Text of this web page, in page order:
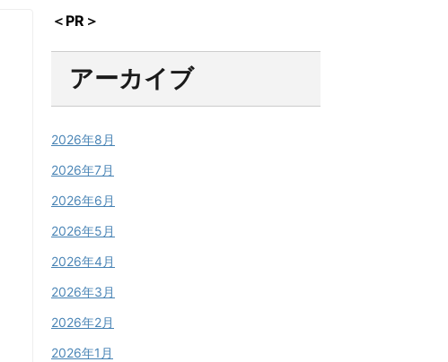
＜PR＞
アーカイブ
2026年8月
2026年7月
2026年6月
2026年5月
2026年4月
2026年3月
2026年2月
2026年1月